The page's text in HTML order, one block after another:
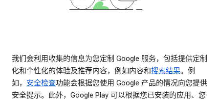
我们会利用收集的信息为您定制 Google 服务，包括提供定制
化和个性化的体验及推荐内容，例如内容和搜索结果。例
如， 安全检查功能会根据您使用 Google 产品的情况向您提供
安全提示。此外，Google Play 可以根据您已安装的应用、您